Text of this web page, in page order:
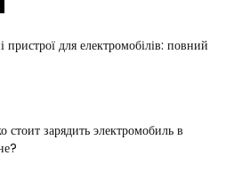
пристрої для електромобілів: повний
стоит зарядить электромобиль в